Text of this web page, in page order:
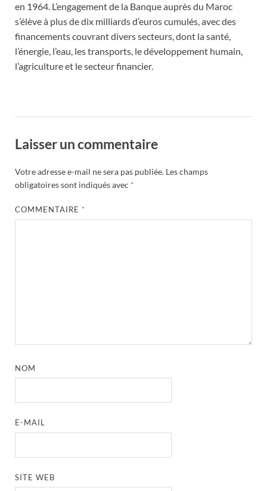
en 1964. L’engagement de la Banque auprès du Maroc
s’élève à plus de dix milliards d’euros cumulés, avec des
financements couvrant divers secteurs, dont la santé,
l’énergie, l’eau, les transports, le développement humain,
l’agriculture et le secteur financier.
Laisser un commentaire
Votre adresse e-mail ne sera pas publiée. Les champs
obligatoires sont indiqués avec *
COMMENTAIRE *
NOM
E-MAIL
SITE WEB